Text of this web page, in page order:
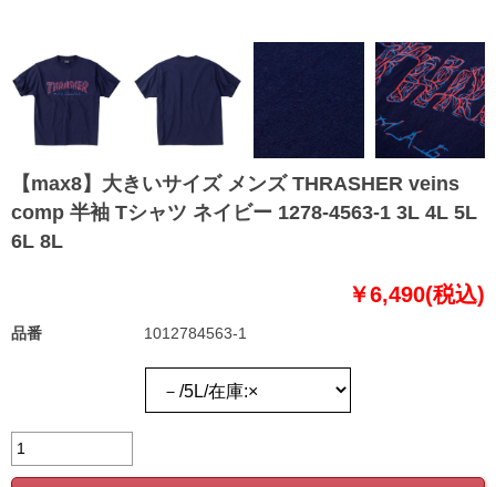
【max8】大きいサイズ メンズ THRASHER veins
comp 半袖 Tシャツ ネイビー 1278-4563-1 3L 4L 5L
6L 8L
￥6,490(税込)
品番 1012784563-1